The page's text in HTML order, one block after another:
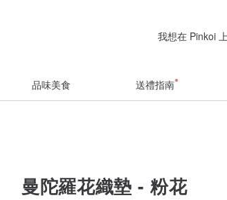
我想在 Pinkoi
品味美食 送禮指南
曼陀羅花織墊 - 粉花